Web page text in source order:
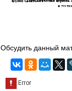
Обсудить данный